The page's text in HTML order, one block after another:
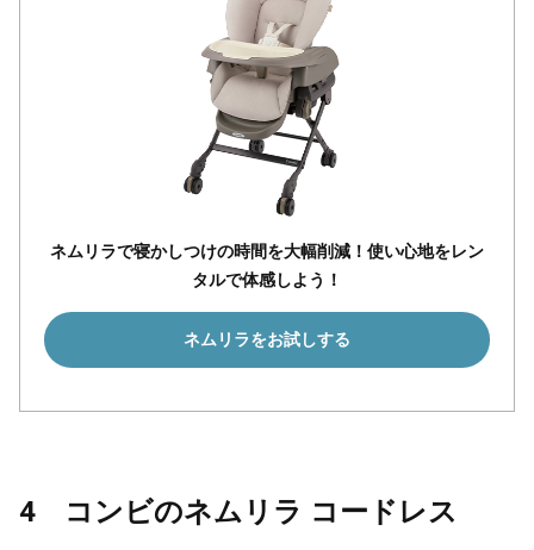
ネムリラで寝かしつけの時間を大幅削減！使い心地をレン
タルで体感しよう！
ネムリラをお試しする
4 コンビのネムリラ コードレス